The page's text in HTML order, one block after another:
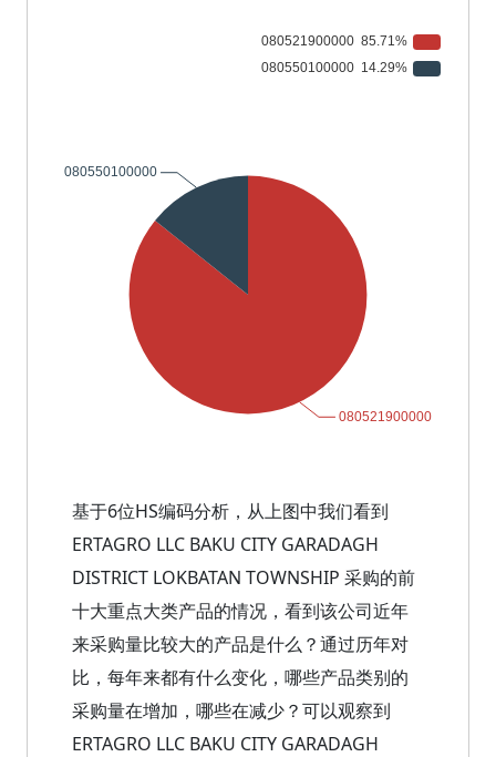
基于6位HS编码分析，从上图中我们看到
ERTAGRO LLC BAKU CITY GARADAGH
DISTRICT LOKBATAN TOWNSHIP 采购的前
十大重点大类产品的情况，看到该公司近年
来采购量比较大的产品是什么？通过历年对
比，每年来都有什么变化，哪些产品类别的
采购量在增加，哪些在减少？可以观察到
ERTAGRO LLC BAKU CITY GARADAGH